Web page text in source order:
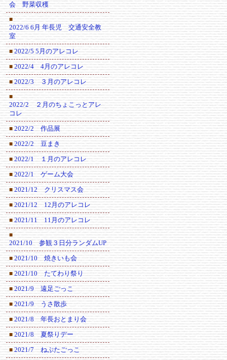
会 野菜収穫
■
2022/6 6月 年長児 交通安全教
室
■ 2022/5 5月のアレコレ
■ 2022/4 4月のアレコレ
■ 2022/3 ３月のアレコレ
■
2022/2 ２月のちょこっとアレ
コレ
■ 2022/2 作品展
■ 2022/2 豆まき
■ 2022/1 １月のアレコレ
■ 2022/1 ゲーム大会
■ 2021/12 クリスマス会
■ 2021/12 12月のアレコレ
■ 2021/11 11月のアレコレ
■
2021/10 参観３日分ランダムUP
■ 2021/10 焼きいも会
■ 2021/10 たてわり祭り
■ 2021/9 遠足ごっこ
■ 2021/9 うさ散歩
■ 2021/8 年長おとまり会
■ 2021/8 夏祭りデー
■ 2021/7 ねぷたごっこ